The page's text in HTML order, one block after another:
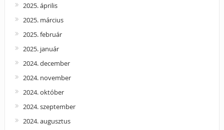
2025. április
2025. március
2025. február
2025. január
2024. december
2024. november
2024. október
2024. szeptember
2024. augusztus